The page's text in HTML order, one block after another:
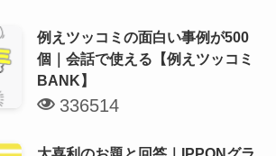
例えツッコミの面白い事例が500
個｜会話で使える【例えツッコミ
BANK】
336514